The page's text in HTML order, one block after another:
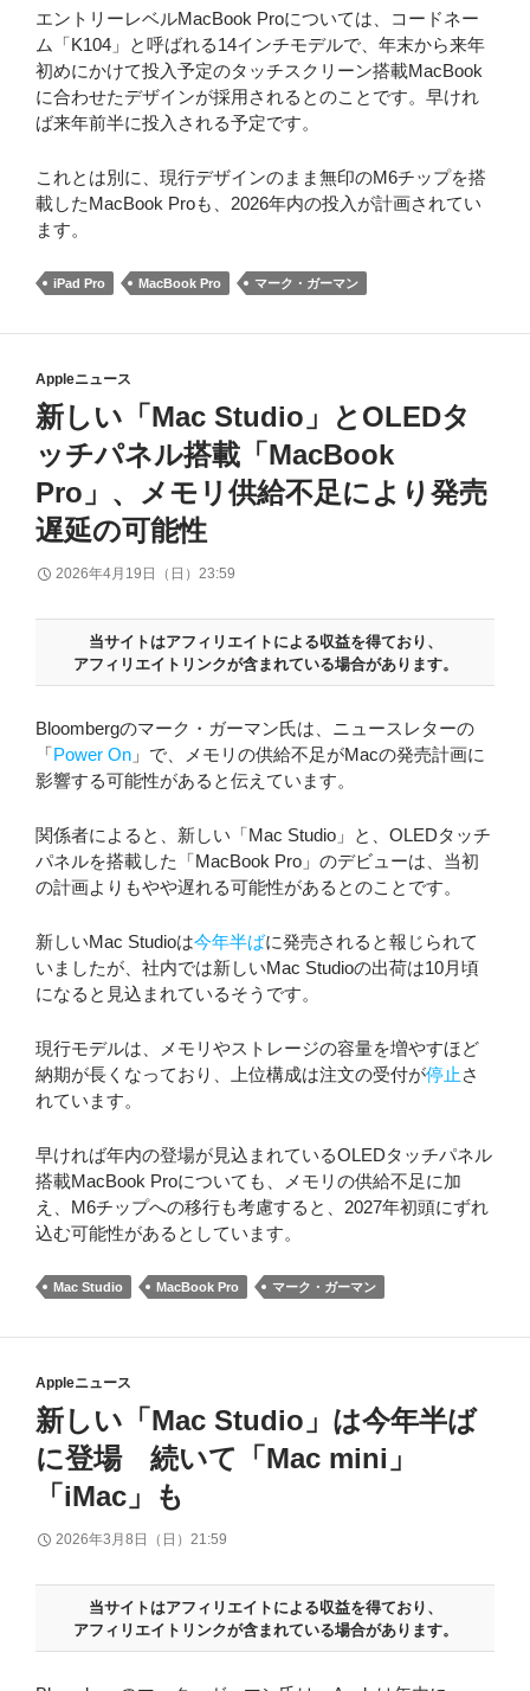
エントリーレベルMacBook Proについては、コードネー
ム「K104」と呼ばれる14インチモデルで、年末から来年
初めにかけて投入予定のタッチスクリーン搭載MacBook
に合わせたデザインが採用されるとのことです。早けれ
ば来年前半に投入される予定です。
これとは別に、現行デザインのまま無印のM6チップを搭
載したMacBook Proも、2026年内の投入が計画されてい
ます。
iPad Pro MacBook Pro マーク・ガーマン
Appleニュース
新しい「Mac Studio」とOLEDタ
ッチパネル搭載「MacBook
Pro」、メモリ供給不足により発売
遅延の可能性
2026年4月19日（日）23:59
当サイトはアフィリエイトによる収益を得ており、
アフィリエイトリンクが含まれている場合があります。
Bloombergのマーク・ガーマン氏は、ニュースレターの
「Power On 」で、メモリの供給不足がMacの発売計画に
影響する可能性があると伝えています。
関係者によると、新しい「Mac Studio」と、OLEDタッチ
パネルを搭載した「MacBook Pro」のデビューは、当初
の計画よりもやや遅れる可能性があるとのことです。
新しいMac Studioは今年半ばに発売されると報じられて
いましたが、社内では新しいMac Studioの出荷は10月頃
になると見込まれているそうです。
現行モデルは、メモリやストレージの容量を増やすほど
納期が長くなっており、上位構成は注文の受付が停止 さ
れています。
早ければ年内の登場が見込まれているOLEDタッチパネル
搭載MacBook Proについても、メモリの供給不足に加
え、M6チップへの移行も考慮すると、2027年初頭にずれ
込む可能性があるとしています。
Mac Studio MacBook Pro マーク・ガーマン
Appleニュース
新しい「Mac Studio」は今年半ば
に登場 続いて「Mac mini」
「iMac」も
2026年3月8日（日）21:59
当サイトはアフィリエイトによる収益を得ており、
アフィリエイトリンクが含まれている場合があります。